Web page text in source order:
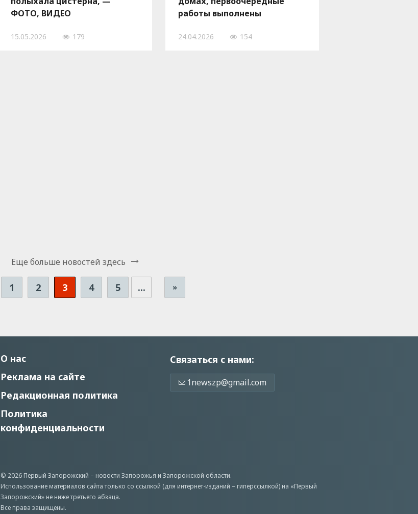
ФОТО, ВИДЕО
15.05.2026 179
работы выполнены
24.04.2026 154
Еще больше новостей здесь
1 2 3 4 5 ... »
О нас
Реклама на сайте
Редакционная политика
Политика
конфиденциальности
Связаться с нами:
1newszp@gmail.com
© 2026 Первый Запорожский – новости Запорожья и Запорожской области.
Использование материалов сайта только со ссылкой (для интернет-изданий – гиперссылкой) на «Первый
Запорожский» не ниже третьего абзаца.
Все права защищены.